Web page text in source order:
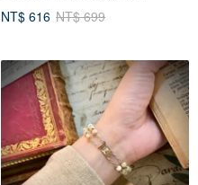
NT$ 616 NT$ 699